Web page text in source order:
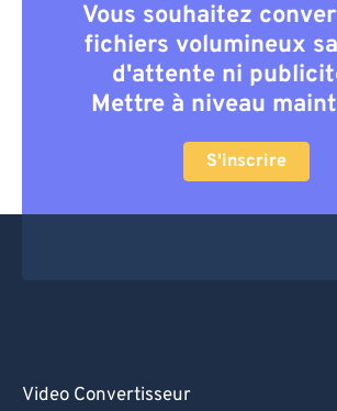
Vous souhaitez
fichiers volumineux
d'attente ni
Mettre à niveau
S'inscrire
Video Convertisseur